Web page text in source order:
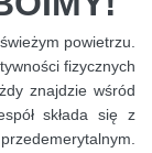
powietrzu.
fizycznych
znajdzie wśród
składa się z